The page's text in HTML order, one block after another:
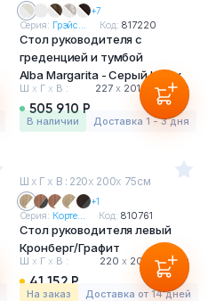
+7
Серия: Грэйс... Код: 817220
Стол руководителя с
греденцией и тумбой
Alba Margarita - Серый Шелк
Ш х Г х В : 227 х 201.6 х75 см
505 910 Р
в наличии Доставка 1 - 3 дня
Ш х Г х В : 220х 200х 75см
+1
Серия: Корте... Код: 810761
Стол руководителя левый
Кронберг/Графит
Ш х Г х В : 220 х 200 х75 см
41 152 Р
На заказ Доставка от 14 дней